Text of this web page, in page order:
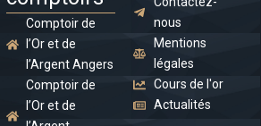
Comptoir de
l’Or et de
l’Argent Angers
Comptoir de
l’Or et de
nous
Mentions
légales
Cours de l'or
Actualités